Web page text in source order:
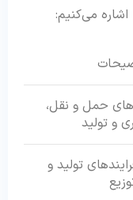
اشاره می‌کنیم:
حمل و نقل،
و تولید
تولید و